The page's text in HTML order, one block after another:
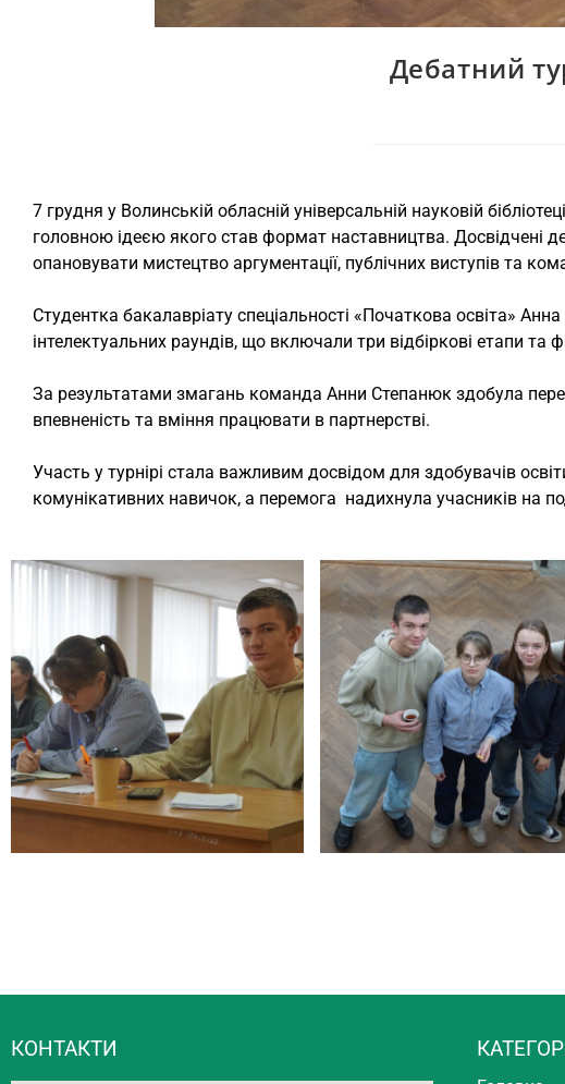
Дебатний
7 грудня у Волинській обласній універсальній науковій
головною ідеєю якого став формат наставництва.
опановувати мистецтво аргументації, публічних виступів та
Студентка бакалавріату спеціальності «Початкова освіта»
інтелектуальних раундів, що включали три відбіркові етапи та
За результатами змагань команда Анни Степанюк здобула
впевненість та вміння працювати в партнерстві.
Участь у турнірі стала важливим досвідом для здобувачів
комунікативних навичок, а перемога надихнула учасників на
КОНТАКТИ